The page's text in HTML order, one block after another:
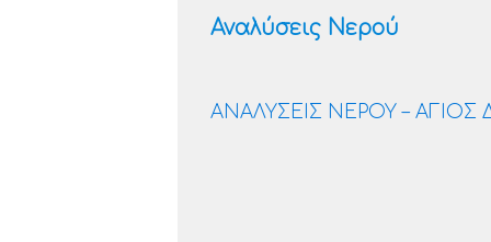
Αναλύσεις Νερού
ΑΝΑΛΥΣΕΙΣ ΝΕΡΟΥ – ΑΓΙΟΣ